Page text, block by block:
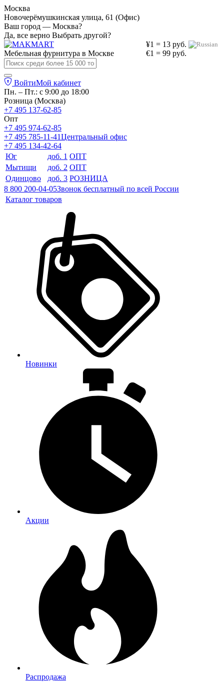
Москва
Новочерёмушкинская улица, 61 (Офис)
Ваш город — Москва?
Да, все верно Выбрать другой?
¥1 = 13 руб.
€1 = 99 руб.
Мебельная фурнитура в Москве
ВойтиМой кабинет
Пн. – Пт.: с 9:00 до 18:00
Розница (Москва)
+7 495 137-62-85
Опт
+7 495 974-62-85
+7 495 785-11-41Центральный офис
+7 495 134-42-64
Юг
доб. 1 ОПТ
Мытищи
доб. 2 ОПТ
Одинцово
доб. 3 РОЗНИЦА
8 800 200-04-05Звонок бесплатный по всей России
Каталог товаров
Новинки
Акции
Распродажа